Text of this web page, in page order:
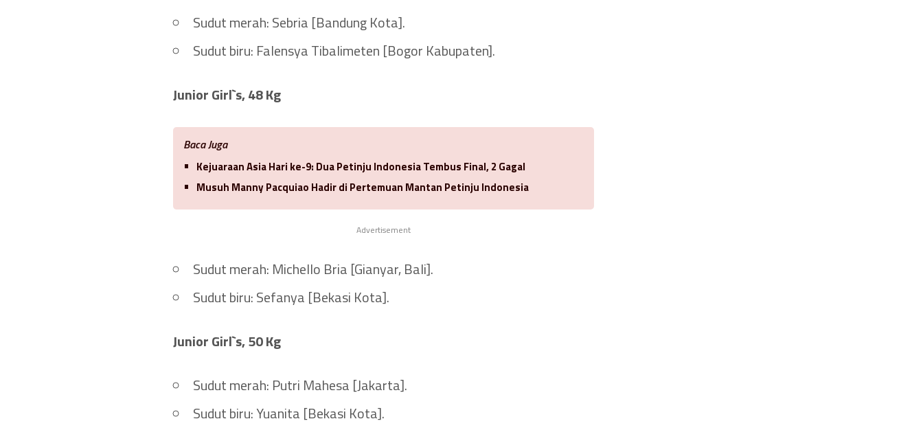
Sudut merah: Sebria [Bandung Kota].
Sudut biru: Falensya Tibalimeten [Bogor Kabupaten].
Junior Girl`s, 48 Kg
Baca Juga
Kejuaraan Asia Hari ke-9: Dua Petinju Indonesia Tembus Final, 2 Gagal
Musuh Manny Pacquiao Hadir di Pertemuan Mantan Petinju Indonesia
Advertisement
Sudut merah: Michello Bria [Gianyar, Bali].
Sudut biru: Sefanya [Bekasi Kota].
Junior Girl`s, 50 Kg
Sudut merah: Putri Mahesa [Jakarta].
Sudut biru: Yuanita [Bekasi Kota].